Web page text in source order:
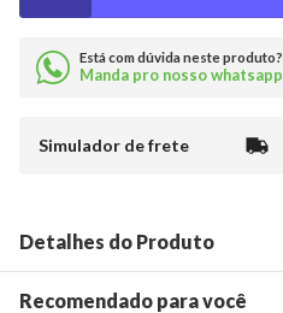
Está com dúvida neste produto?
Manda pro nosso
Simulador de frete
Detalhes do Produto
Recomendado para você